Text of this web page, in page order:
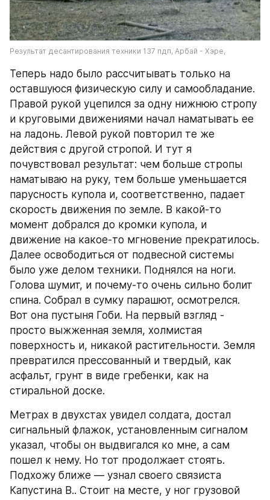
Результат десантирования техники 137 пдп, Арбай - Хэре,
Теперь надо было рассчитывать только на
оставшуюся физическую силу и самообладание.
Правой рукой уцепился за одну нижнюю стропу
и круговыми движениями начал наматывать ее
на ладонь. Левой рукой повторил те же
действия с другой стропой. И тут я
почувствовал результат: чем больше стропы
наматываю на руку, тем больше уменьшается
парусность купола и, соответственно, падает
скорость движения по земле. В какой-то
момент добрался до кромки купола, и
движение на какое-то мгновение прекратилось.
Далее освободиться от подвесной системы
было уже делом техники. Поднялся на ноги.
Голова шумит, и почему-то очень сильно болит
спина. Собрал в сумку парашют, осмотрелся.
Вот она пустыня Гоби. На первый взгляд -
просто выжженная земля, холмистая
поверхность и, никакой растительности. Земля
превратился прессованный и твердый, как
асфальт, грунт в виде гребенки, как на
стиральной доске.
Метрах в двухстах увидел солдата, достал
сигнальный флажок, установленным сигналом
указал, чтобы он выдвигался ко мне, а сам
пошел к нему. Но тот продолжает стоять.
Подхожу ближе — узнал своего связиста
Капустина В.. Стоит на месте, у ног грузовой